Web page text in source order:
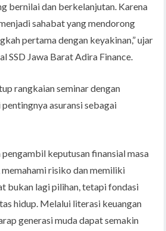
bernilai dan berkelanjutan. Karena
sahabat yang mendorong
pertama dengan keyakinan,” ujar
SSD Jawa Barat Adira Finance.
rangkaian seminar dengan
asuransi sebagai
pengambil keputusan finansial masa
memahami risiko dan memiliki
bukan lagi pilihan, tetapi fondasi
hidup. Melalui literasi keuangan
generasi muda dapat semakin